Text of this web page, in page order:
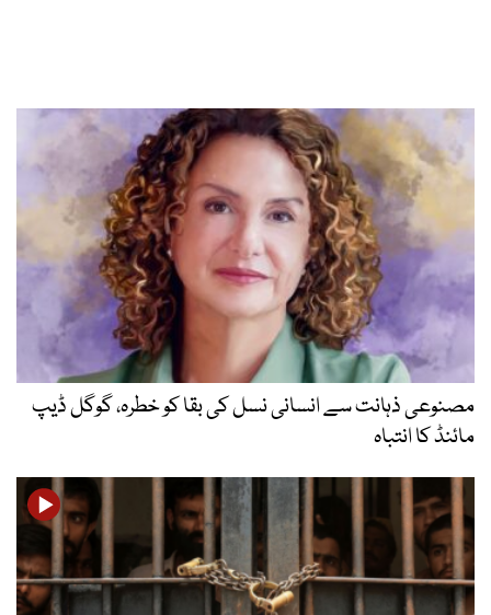
مصنوعی ذہانت سے انسانی نسل کی بقا کو خطرہ، گوگل ڈیپ
مائنڈ کا انتباہ